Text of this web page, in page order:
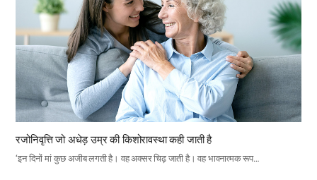
रजोनिवृत्ति जो अधेड़ उम्र की किशोरावस्था कही जाती है
‘इन दिनों मां कुछ अजीब लगती है। वह अक्सर चिढ़ जाती है। वह भावनात्मक रूप…